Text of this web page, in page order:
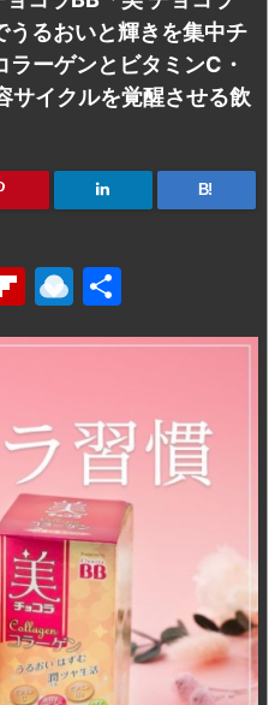
うるおいと輝きを集中チ
ーゲンとビタミンC・
サイクルを覚醒させる飲
B!
Fl
ip
b
ar
d
R
ai
n
o
p.
io
有